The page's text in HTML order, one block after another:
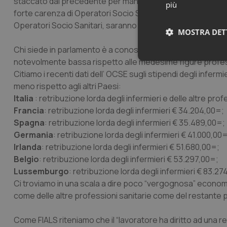
forte carenza di Operatori Socio Sanitari.Rimane lecito
Operatori Socio Sanitari, saranno disposti a sopportare
Chi siede in parlamento è a conoscenza che il personale
notevolmente bassa rispetto alle medesime figure
Citiamo i recenti dati dell’ OCSE sugli stipendi degli
meno rispetto agli altri Paesi:
Italia : retribuzione lorda degli infermieri e delle altre
Francia: retribuzione lorda degli infermieri € 34.204,00=;
Spagna: retribuzione lorda degli infermieri € 35.489,00=;
Germania: retribuzione lorda degli infermieri €
Irlanda: retribuzione lorda degli infermieri € 51.680,00=;
Belgio: retribuzione lorda degli infermieri € 53.297,00=;
Lussemburgo: retribuzione lorda degli infermieri €
Ci troviamo in una scala a dire poco “vergognosa”
come delle altre professioni sanitarie come del restante
Come FIALS riteniamo che il “lavoratore ha diritto ad una
più
MOSTRA
I cookie necessari
e l'accesso alle aree
Nome